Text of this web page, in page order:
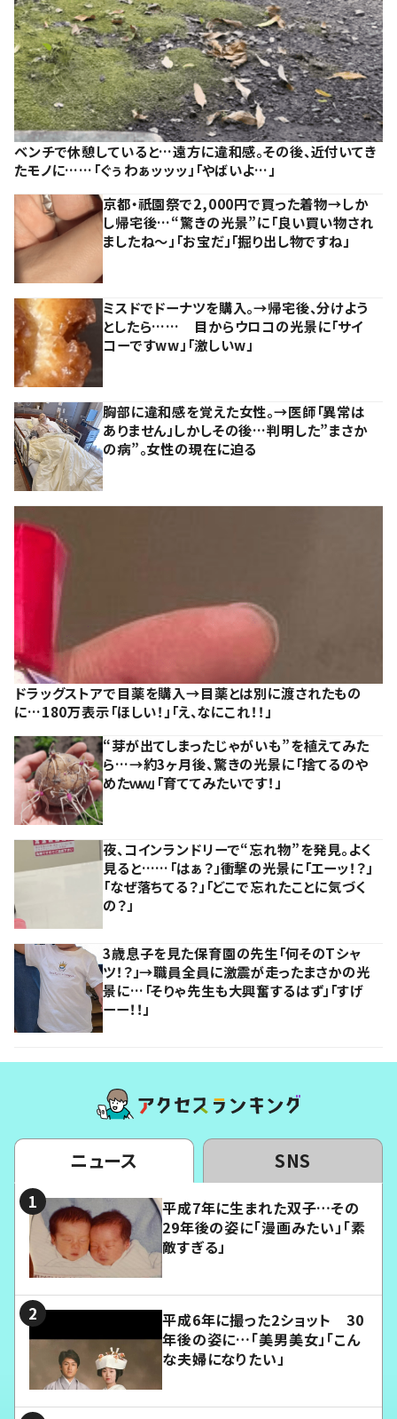
ベンチで休憩していると…遠方に違和感。その後、近付いてき
たモノに……「ぐぅわぁッッッ」「やばいよ…」
京都・祇園祭で2,000円で買った着物→しか
し帰宅後…“驚きの光景”に「良い買い物され
ましたね～」「お宝だ」「掘り出し物ですね」
ミスドでドーナツを購入。→帰宅後、分けよう
としたら…… 目からウロコの光景に「サイ
コーですww」「激しいw」
胸部に違和感を覚えた女性。→医師「異常は
ありません」しかしその後…判明した”まさか
の病”。女性の現在に迫る
ドラッグストアで目薬を購入→目薬とは別に渡されたもの
に…180万表示「ほしい！」「え、なにこれ！！」
“芽が出てしまったじゃがいも”を植えてみた
ら…→約3ヶ月後、驚きの光景に「捨てるのや
めたｗｗ」「育ててみたいです！」
夜、コインランドリーで“忘れ物”を発見。よく
見ると……「はぁ？」衝撃の光景に「エーッ！？」
「なぜ落ちてる？」「どこで忘れたことに気づく
の？」
3歳息子を見た保育園の先生「何そのTシャ
ツ！？」→職員全員に激震が走ったまさかの光
景に…「そりゃ先生も大興奮するはず」「すげ
ーー！！」
ニュース SNS
平成7年に生まれた双子…その
29年後の姿に「漫画みたい」「素
敵すぎる」
平成6年に撮った2ショット 30
年後の姿に…「美男美女」「こん
な夫婦になりたい」